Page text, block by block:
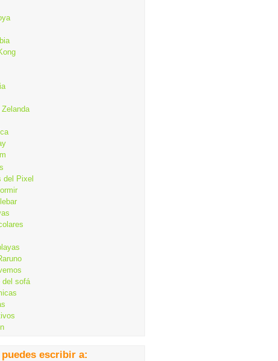
Zelanda
del Pixel
del sofá
puedes escribir a: